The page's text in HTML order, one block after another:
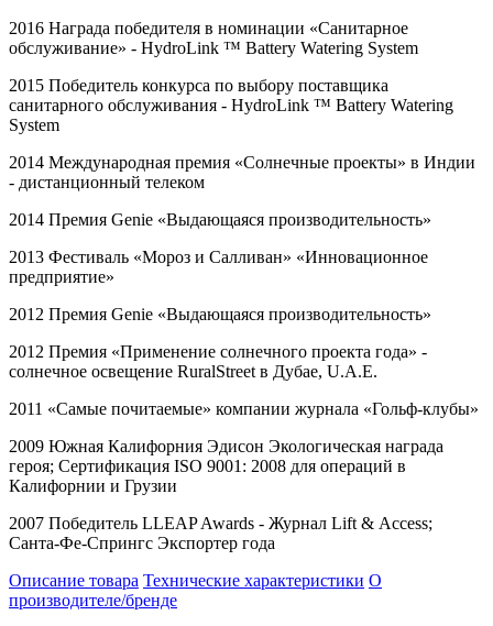
2016 Награда победителя в номинации «Санитарное
обслуживание» - HydroLink ™ Battery Watering System
2015 Победитель конкурса по выбору поставщика
санитарного обслуживания - HydroLink ™ Battery Watering
System
2014 Международная премия «Солнечные проекты» в Индии
- дистанционный телеком
2014 Премия Genie «Выдающаяся производительность»
2013 Фестиваль «Мороз и Салливан» «Инновационное
предприятие»
2012 Премия Genie «Выдающаяся производительность»
2012 Премия «Применение солнечного проекта года» -
солнечное освещение RuralStreet в Дубае, U.A.E.
2011 «Самые почитаемые» компании журнала «Гольф-клубы»
2009 Южная Калифорния Эдисон Экологическая награда
героя; Сертификация ISO 9001: 2008 для операций в
Калифорнии и Грузии
2007 Победитель LLEAP Awards - Журнал Lift & Access;
Санта-Фе-Спрингс Экспортер года
Описание товара Технические характеристики О
производителе/бренде